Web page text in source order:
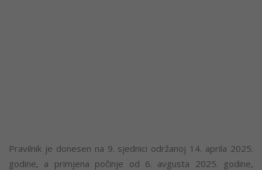
Pravilnik je donesen na 9. sjednici održanoj 14. aprila 2025.
godine, a primjena počinje od 6. avgusta 2025. godine,